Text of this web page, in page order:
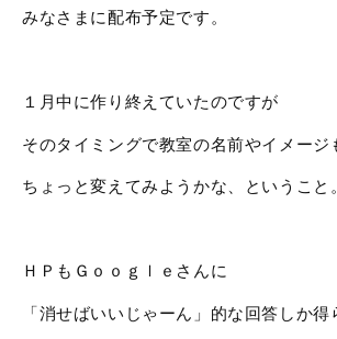
みなさまに配布予定です。
１月中に作り終えていたのですが
そのタイミングで教室の名前やイメージ
ちょっと変えてみようかな、ということ。
ＨＰもＧｏｏｇｌｅさんに
「消せばいいじゃーん」的な回答しか